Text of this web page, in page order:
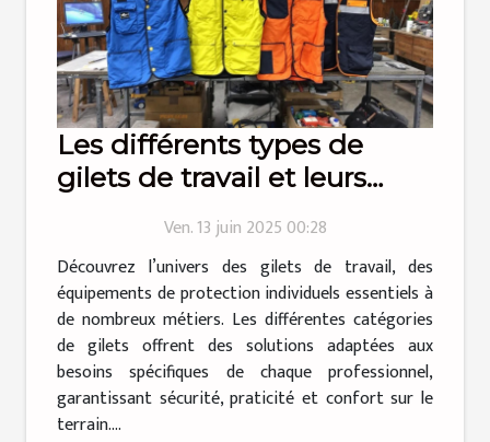
Les différents types de
gilets de travail et leurs
Ven. 13 juin 2025 00:28
Découvrez l’univers des gilets de travail, des
équipements de protection individuels essentiels à
de nombreux métiers. Les différentes catégories
de gilets offrent des solutions adaptées aux
besoins spécifiques de chaque professionnel,
garantissant sécurité, praticité et confort sur le
terrain....